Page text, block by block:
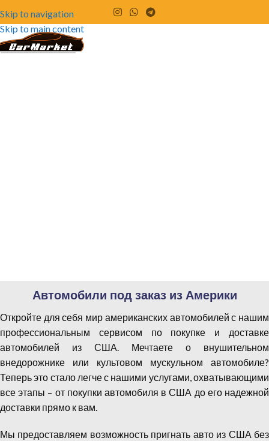
Skip to navigation
Skip to main content
Автомобили под заказ из Америки
Откройте для себя мир американских автомобилей с нашим
профессиональным сервисом по покупке и доставке
автомобилей из США. Мечтаете о внушительном
внедорожнике или культовом мускульном автомобиле?
Теперь это стало легче с нашими услугами, охватывающими
все этапы – от покупки автомобиля в США до его надежной
доставки прямо к вам.
Мы предоставляем возможность пригнать авто из США без